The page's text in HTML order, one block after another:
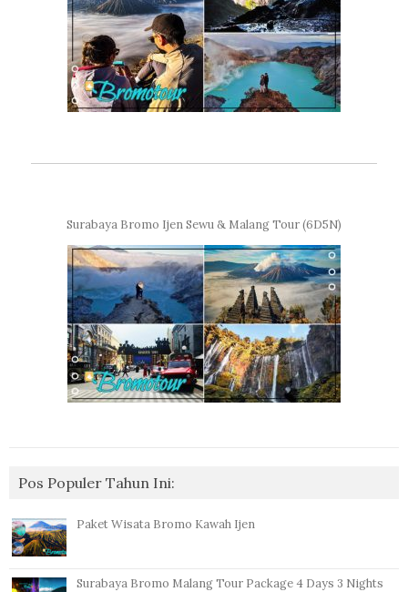
Surabaya Bromo Ijen Sewu & Malang Tour (6D5N)
Pos Populer Tahun Ini:
Paket Wisata Bromo Kawah Ijen
Surabaya Bromo Malang Tour Package 4 Days 3 Nights